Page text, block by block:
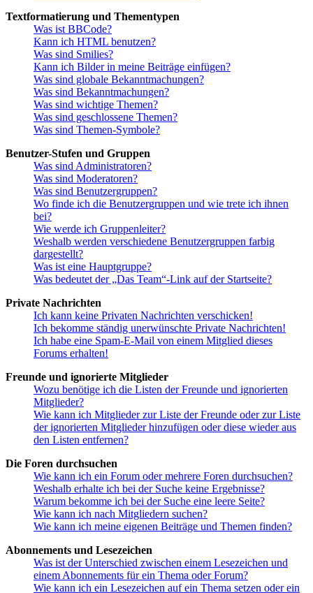
Textformatierung und Thementypen
Was ist BBCode?
Kann ich HTML benutzen?
Was sind Smilies?
Kann ich Bilder in meine Beiträge einfügen?
Was sind globale Bekanntmachungen?
Was sind Bekanntmachungen?
Was sind wichtige Themen?
Was sind geschlossene Themen?
Was sind Themen-Symbole?
Benutzer-Stufen und Gruppen
Was sind Administratoren?
Was sind Moderatoren?
Was sind Benutzergruppen?
Wo finde ich die Benutzergruppen und wie trete ich ihnen
bei?
Wie werde ich Gruppenleiter?
Weshalb werden verschiedene Benutzergruppen farbig
dargestellt?
Was ist eine Hauptgruppe?
Was bedeutet der „Das Team“-Link auf der Startseite?
Private Nachrichten
Ich kann keine Privaten Nachrichten verschicken!
Ich bekomme ständig unerwünschte Private Nachrichten!
Ich habe eine Spam-E-Mail von einem Mitglied dieses
Forums erhalten!
Freunde und ignorierte Mitglieder
Wozu benötige ich die Listen der Freunde und ignorierten
Mitglieder?
Wie kann ich Mitglieder zur Liste der Freunde oder zur Liste
der ignorierten Mitglieder hinzufügen oder diese wieder aus
den Listen entfernen?
Die Foren durchsuchen
Wie kann ich ein Forum oder mehrere Foren durchsuchen?
Weshalb erhalte ich bei der Suche keine Ergebnisse?
Warum bekomme ich bei der Suche eine leere Seite?
Wie kann ich nach Mitgliedern suchen?
Wie kann ich meine eigenen Beiträge und Themen finden?
Abonnements und Lesezeichen
Was ist der Unterschied zwischen einem Lesezeichen und
einem Abonnements für ein Thema oder Forum?
Wie kann ich ein Lesezeichen auf ein Thema setzen oder ein